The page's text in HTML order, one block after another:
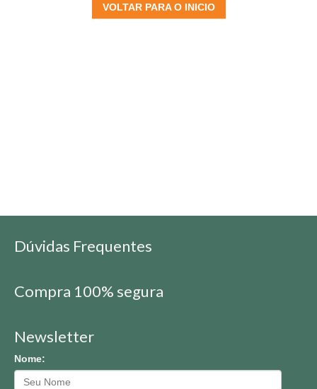
VOLTAR PARA O INICIO
Dúvidas Frequentes
Compra 100% segura
Newsletter
Nome: